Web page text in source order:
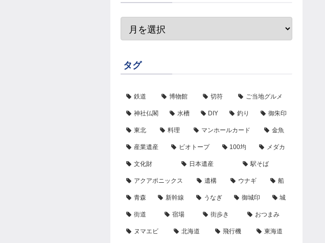
タグ
鉄道 博物館 切符 ご当地グルメ
神社仏閣 水槽 DIY 釣り 御朱印
東北 料理 マンホールカード 金魚
産業遺産 ビオトープ 100均 メダカ
文化財 日本遺産 駅そば
アクアポニックス 遺構 ウナギ 船
青森 新幹線 うなぎ 御城印 城
街道 宿場 街歩き おつまみ
ヌマエビ 北海道 飛行機 東海道